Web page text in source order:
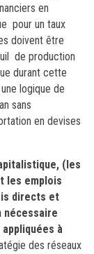
en
pour un taux
doivent être
de production
durant cette
logique de
sans
en devises
(les
les emplois
directs et
nécessaire
à
des réseaux